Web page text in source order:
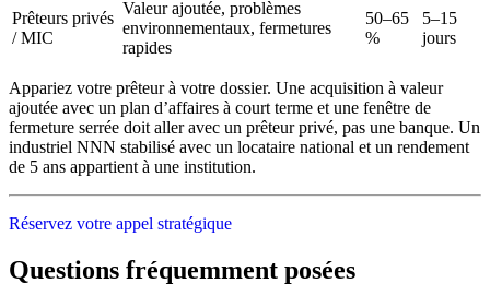
Prêteurs privés
/ MIC
Valeur ajoutée, problèmes
environnementaux, fermetures
rapides
50–65
%
5–15
jours
Appariez votre prêteur à votre dossier. Une acquisition à valeur
ajoutée avec un plan d’affaires à court terme et une fenêtre de
fermeture serrée doit aller avec un prêteur privé, pas une banque. Un
industriel NNN stabilisé avec un locataire national et un rendement
de 5 ans appartient à une institution.
Réservez votre appel stratégique
Questions fréquemment posées